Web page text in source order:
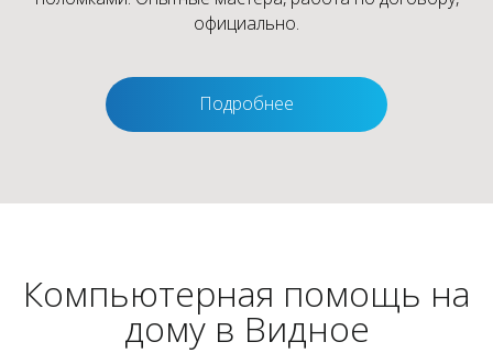
официально.
Подробнее
Компьютерная помощь на
дому в Видное